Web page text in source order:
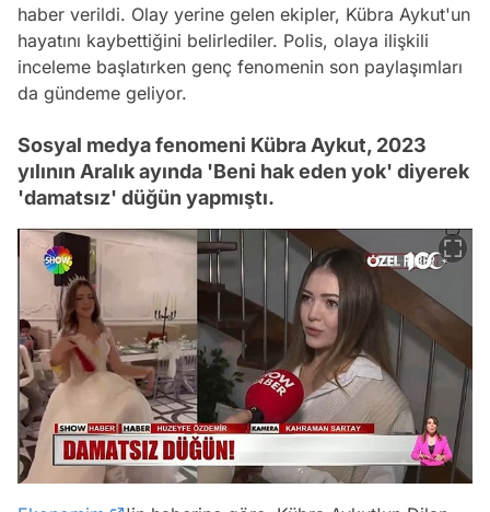
haber verildi. Olay yerine gelen ekipler, Kübra Aykut'un
hayatını kaybettiğini belirlediler. Polis, olaya ilişkili
inceleme başlatırken genç fenomenin son paylaşımları
da gündeme geliyor.
Sosyal medya fenomeni Kübra Aykut, 2023
yılının Aralık ayında 'Beni hak eden yok' diyerek
'damatsız' düğün yapmıştı.